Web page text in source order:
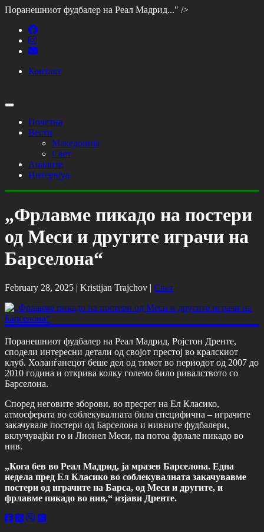
Поранешниот фудбалер на Реал Мадрид..." />
Контакт
Почетна
Вести
Македонија
Свет
Анализи
Интервјуа
„Фрлавме пикадо на постери
од Меси и другите играчи на
Барселона“
February 28, 2025 | Kristijan Trajchov | Свет
Поранешниот фудбалер на Реал Мадрид, Ројстон Дренте,
сподели интересни детали од својот престој во кралскиот
клуб. Холанѓанецот беше дел од тимот во периодот од 2007 до
2010 година и открива колку големо било ривалството со
Барселона.
Според неговите зборови, во пресрет на Ел Класико,
атмосферата во соблекувалната била специфична – играчите
закачувале постери од Барселона и нивните фудбалери,
вклучувајќи го и Лионел Меси, па потоа фрлале пикадо во
нив.
„Кога бев во Реал Мадрид, ја мразев Барселона. Една
недела пред Ел Класико во соблекувалната закачувавме
постери од играчите на Барса, од Меси и другите, и
фрлавме пикадо во нив,“ изјави Дренте.